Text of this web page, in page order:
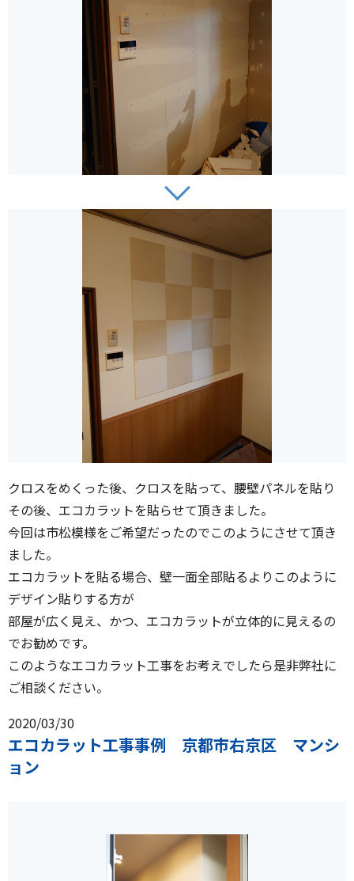
クロスをめくった後、クロスを貼って、腰壁パネルを貼り
その後、エコカラットを貼らせて頂きました。
今回は市松模様をご希望だったのでこのようにさせて頂き
ました。
エコカラットを貼る場合、壁一面全部貼るよりこのように
デザイン貼りする方が
部屋が広く見え、かつ、エコカラットが立体的に見えるの
でお勧めです。
このようなエコカラット工事をお考えでしたら是非弊社に
ご相談ください。
2020/03/30
エコカラット工事事例 京都市右京区 マンシ
ョン